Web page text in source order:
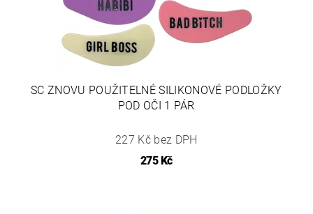
SC ZNOVU POUŽITELNÉ SILIKONOVÉ PODLOŽKY
POD OČI 1 PÁR
227 Kč bez DPH
275 Kč